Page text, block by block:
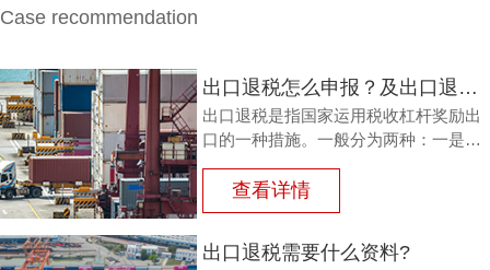
Case recommendation
出口退税怎么申报？及出口退税怎么进行填写增值税申报表?
出口退税是指国家运用税收杠杆奖励出
口的一种措施。一般分为两种：一是退
或半成品，加工制成产品出口时，退还
其已纳的进口税。
查看详情
出口退税需要什么资料?